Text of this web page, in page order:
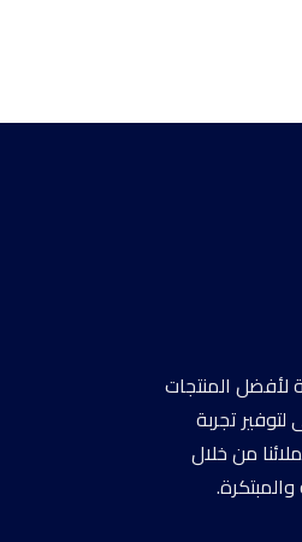
لأفضل المنتجات
تجربة
من خلال